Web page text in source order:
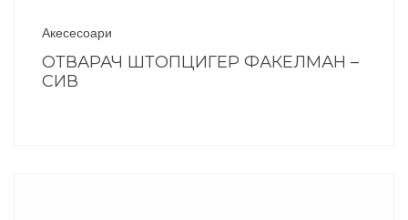
Акесесоари
ОТВАРАЧ ШТОПЦИГЕР ФАКЕЛМАН –
СИВ